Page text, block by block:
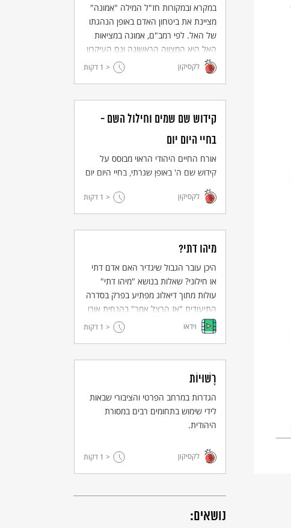
במקרא ובמקורות חז"ל המילה "אמונה"
מציינת את ביטחון האדם באופן הנהגתו
של האל. לפי רמב"ם, אמונה במציאות
האל היא המצווה הראשונה וגם העיקרון
הראשון בי"ג עיקרי היהדות.
לקסיקון < 1 דקות
קידוש שם שמים וחילול השם -
בחיי היום יום
אורח החיים היהודי הראוי מבוסס על
קידוש שם ה' באופן שגרתי, בחיי היום יום
: התנהגות נאותה כלפי הזולת והחברה
כאמצעי להאדרת האמונה היהודית.
היפוכו - חילול השם: ביזוי שם ה' בגלל
מעשים לא ראויים של מאמיניו, הגורמים
לקסיקון < 1 דקות
מיהו דתי?
היכן עובר הגבול שיגדיר האם אדם דתי
או חילוני? שאלות בנושא "מיהו דתי"
עולות מתוך דיאלוג מפתיע בפרק בסדרה
התיעודית "אז הרצל אמר" בהנחית אורן
הרמן וינאי עופרן
וידאו < 1 דקות
רָשׁוּיוֹת
הגדרות במרחב הפרטי והציבורי שבאות
לידי שימוש בתחומים רבים במסורת
היהודית.
לקסיקון < 1 דקות
נושאים: